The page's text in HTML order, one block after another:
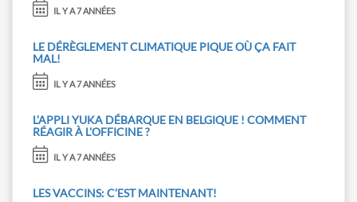
IL Y A 7 ANNÉES
LE DÉRÈGLEMENT CLIMATIQUE PIQUE OÙ ÇA FAIT
MAL!
IL Y A 7 ANNÉES
L’APPLI YUKA DÉBARQUE EN BELGIQUE ! COMMENT
RÉAGIR À L'OFFICINE ?
IL Y A 7 ANNÉES
LES VACCINS: C’EST MAINTENANT!